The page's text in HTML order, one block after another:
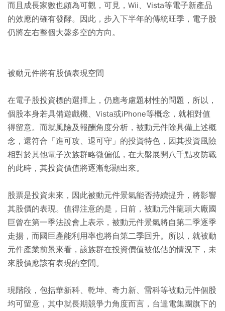
而且成長家數也頗為可觀，可見，Wii、Vista等電子新產品
的效應的確有發酵。因此，步入下半年的傳統旺季，電子股
仍將左右整個大盤多空的方向。
被動元件將有股價表現空間
在電子股投資標的選擇上，仍應考慮題材性的問題，所以，
個股本身若具備遊戲機、Vista或iPhone等概念，就相對值
得留意。而就風險及報酬角度分析，被動元件除具備上述概
念，還符合「進可攻、退可守」的投資特色，因其投資風險
相對於其他電子次族群略微偏低，在大盤展開八千點攻防戰
的此時，其投資價值將逐漸彰顯出來。
股票是投資未來，因此被動元件景氣能否持續提升，將影響
其股價的表現。值得注意的是，日前，被動元件龍頭大廠國
巨曾在第一季法說會上表示，被動元件景氣將自第二季逐季
走揚，而國巨產能利用率也將自第二季回升。所以，就被動
元件產業前景來看，該族群在投資價值被低估的情況下，未
來股價應該有表現的空間。
現階段，包括華新科、乾坤、奇力新、雷科等被動元件個股
均可留意，其中就長期競爭力角度而言，台達電集團旗下的